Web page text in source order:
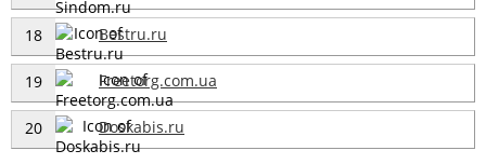
18 Bestru.ru
19 Freetorg.com.ua
20 Doskabis.ru